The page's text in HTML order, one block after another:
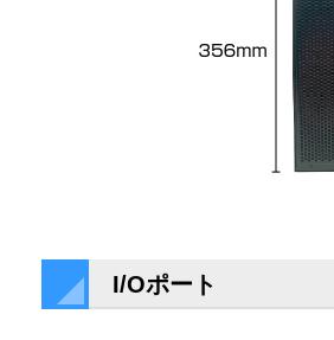
I/Oポート